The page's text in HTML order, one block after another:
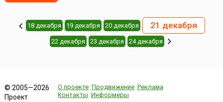
18 декабря 19 декабря 20 декабря 21 декабря
22 декабря 23 декабря 24 декабря
© 2005—2026
Проект
О проекте Продвижение Реклама
Контакты Информеры